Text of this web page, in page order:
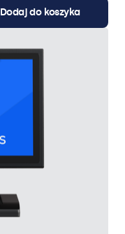
Dodaj do koszyka